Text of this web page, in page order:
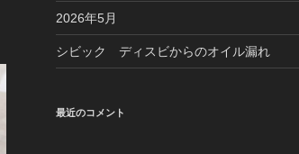
2026年5月
シビック ディスビからのオイル漏れ
最近のコメント